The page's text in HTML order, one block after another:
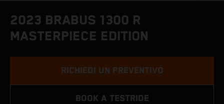
2023 BRABUS 1300 R
MASTERPIECE EDITION
RICHIEDI UN PREVENTIVO
BOOK A TESTRIDE